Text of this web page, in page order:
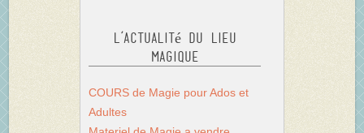
L’actualité du Lieu
Magique
COURS de Magie pour Ados et
Adultes